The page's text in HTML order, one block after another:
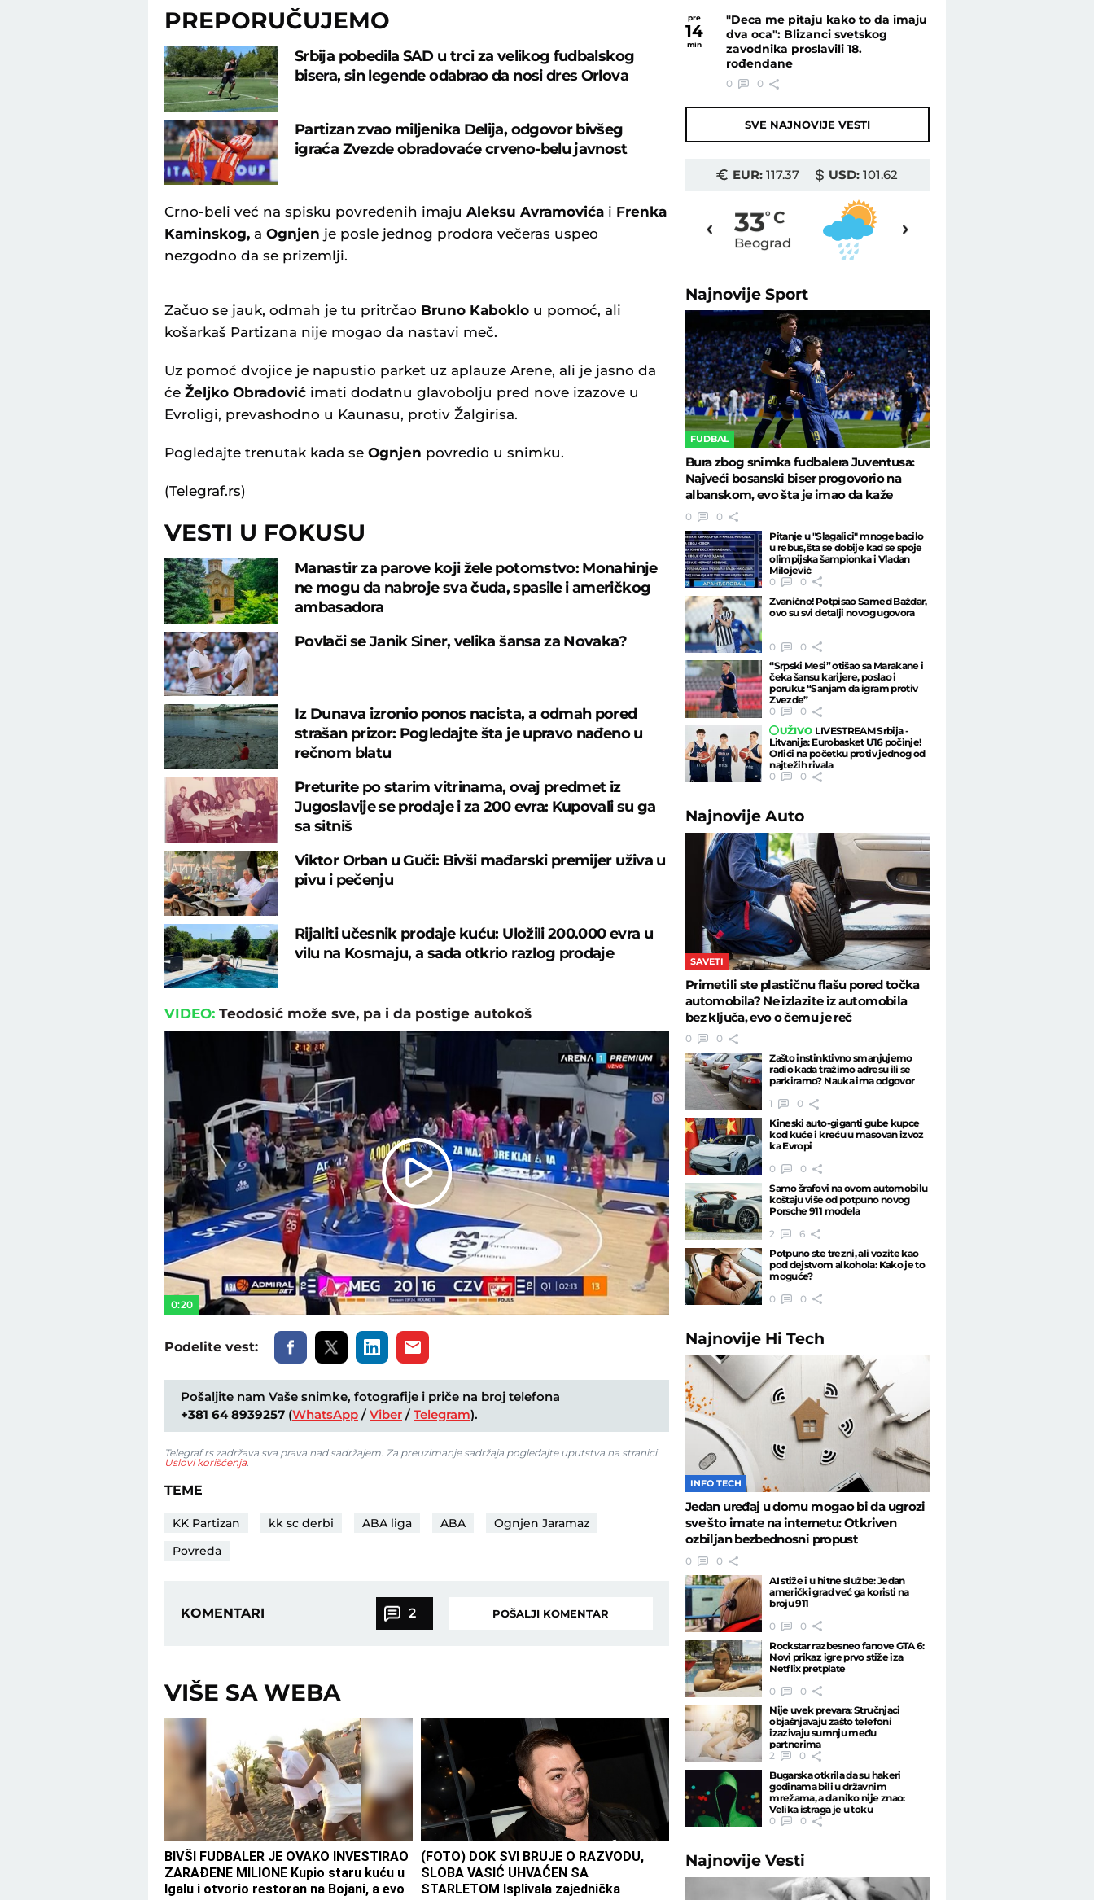
PREPORUČUJEMO
Srbija pobedila SAD u trci za velikog fudbalskog
bisera, sin legende odabrao da nosi dres Orlova
Partizan zvao miljenika Delija, odgovor bivšeg
igraća Zvezde obradovaće crveno-belu javnost
Crno-beli već na spisku povređenih imaju Aleksu Avramovića i Frenka
Kaminskog, a Ognjen je posle jednog prodora večeras uspeo
nezgodno da se prizemlji.
Začuo se jauk, odmah je tu pritrčao Bruno Kaboklo u pomoć, ali
košarkaš Partizana nije mogao da nastavi meč.
Uz pomoć dvojice je napustio parket uz aplauze Arene, ali je jasno da
će Željko Obradović imati dodatnu glavobolju pred nove izazove u
Evroligi, prevashodno u Kaunasu, protiv Žalgirisa.
Pogledajte trenutak kada se Ognjen povredio u snimku.
(Telegraf.rs)
VESTI U FOKUSU
Manastir za parove koji žele potomstvo: Monahinje
ne mogu da nabroje sva čuda, spasile i američkog
ambasadora
Povlači se Janik Siner, velika šansa za Novaka?
Iz Dunava izronio ponos nacista, a odmah pored
strašan prizor: Pogledajte šta je upravo nađeno u
rečnom blatu
Preturite po starim vitrinama, ovaj predmet iz
Jugoslavije se prodaje i za 200 evra: Kupovali su ga
sa sitniš
Viktor Orban u Guči: Bivši mađarski premijer uživa u
pivu i pečenju
Rijaliti učesnik prodaje kuću: Uložili 200.000 evra u
vilu na Kosmaju, a sada otkrio razlog prodaje
VIDEO: Teodosić može sve, pa i da postige autokoš
Play
Video
0:20
Podelite vest:
Pošaljite nam Vaše snimke, fotografije i priče na broj telefona
+381 64 8939257 (WhatsApp / Viber / Telegram).
Telegraf.rs zadržava sva prava nad sadržajem. Za preuzimanje sadržaja pogledajte uputstva na stranici
Uslovi korišćenja.
TEME
KK Partizan kk sc derbi ABA liga ABA
Ognjen Jaramaz
Povreda
KOMENTARI 2 POŠALJI KOMENTAR
VIŠE SA WEBA
BIVŠI FUDBALER JE OVAKO INVESTIRAO
ZARAĐENE MILIONE Kupio staru kuću u
Igalu i otvorio restoran na Bojani, a evo
(FOTO) DOK SVI BRUJE O RAZVODU,
SLOBA VASIĆ UHVAĆEN SA
STARLETOM Isplivala zajednička
pre
14
min
"Deca me pitaju kako to da imaju
dva oca": Blizanci svetskog
zavodnika proslavili 18.
rođendane
0 0
SVE NAJNOVIJE VESTI
EUR:117.37 USD: 101.62
26o C
Priština
33o C
Beograd
NajnovijeSport
FUDBAL
Bura zbog snimka fudbalera Juventusa:
Najveći bosanski biser progovorio na
albanskom, evo šta je imao da kaže
0
0
Pitanje u "Slagalici" mnoge bacilo
u rebus, šta se dobije kad se spoje
olimpijska šampionka i Vladan
Milojević
0
0
Zvanično! Potpisao Samed Baždar,
ovo su svi detalji novog ugovora
0
0
“Srpski Mesi” otišao sa Marakane i
čeka šansu karijere, poslao i
poruku: “Sanjam da igram protiv
Zvezde”
0
0
UŽIVO LIVESTREAM Srbija -
Litvanija: Eurobasket U16 počinje!
Orlići na početku protiv jednog od
najtežih rivala
0
0
NajnovijeAuto
SAVETI
Primetili ste plastičnu flašu pored točka
automobila? Ne izlazite iz automobila
bez ključa, evo o čemu je reč
0
0
Zašto instinktivno smanjujemo
radio kada tražimo adresu ili se
parkiramo? Nauka ima odgovor
1
0
Kineski auto-giganti gube kupce
kod kuće i kreću u masovan izvoz
ka Evropi
0
0
Samo šrafovi na ovom automobilu
koštaju više od potpuno novog
Porsche 911 modela
2
6
Potpuno ste trezni, ali vozite kao
pod dejstvom alkohola: Kako je to
moguće?
0
0
Najnovije Hi Tech
INFO TECH
Jedan uređaj u domu mogao bi da ugrozi
sve što imate na internetu: Otkriven
ozbiljan bezbednosni propust
0
0
AI stiže i u hitne službe: Jedan
američki grad već ga koristi na
broju 911
0
0
Rockstar razbesneo fanove GTA 6:
Novi prikaz igre prvo stiže iza
Netflix pretplate
0
0
Nije uvek prevara: Stručnjaci
objašnjavaju zašto telefoni
izazivaju sumnju među
partnerima
2
0
Bugarska otkrila da su hakeri
godinama bili u državnim
mrežama, a da niko nije znao:
Velika istraga je u toku
0
0
NajnovijeVesti